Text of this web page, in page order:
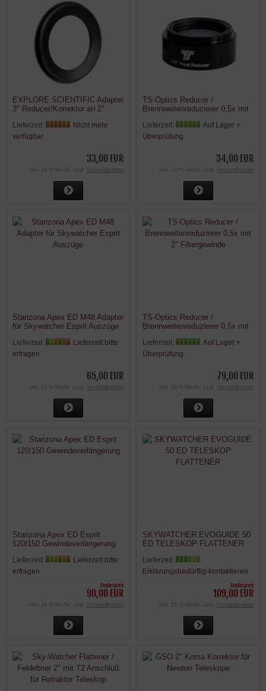
EXPLORE SCIENTIFIC Adapter
3" Reducer/Korrektor an 2"
Lieferzeit:
Nicht mehr
verfügbar
33,00 EUR
inkl. 19 % MwSt. zzgl. Versandkosten
TS-Optics Reducer /
Brennweitenreduzierer 0,5x mit
Lieferzeit:
Auf Lager +
Überprüfung
34,00 EUR
inkl. 19 % MwSt. zzgl. Versandkosten
Starizona Apex ED M48 Adapter
für Skywatcher Esprit Auszüge
Lieferzeit:
Lieferzeit bitte
erfragen
65,00 EUR
inkl. 19 % MwSt. zzgl. Versandkosten
TS-Optics Reducer /
Brennweitenreduzierer 0,5x mit
Lieferzeit:
Auf Lager +
Überprüfung
79,00 EUR
inkl. 19 % MwSt. zzgl. Versandkosten
Starizona Apex ED Esprit
120/150 Gewindeverlängerung
Lieferzeit:
Lieferzeit bitte
erfragen
Sonderpreis
90,00 EUR
inkl. 19 % MwSt. zzgl. Versandkosten
SKYWATCHER EVOGUIDE 50
ED TELESKOP FLATTENER
Lieferzeit:
Erklärungsbedürftig-kontaktieren
Sonderpreis
109,00 EUR
inkl. 19 % MwSt. zzgl. Versandkosten